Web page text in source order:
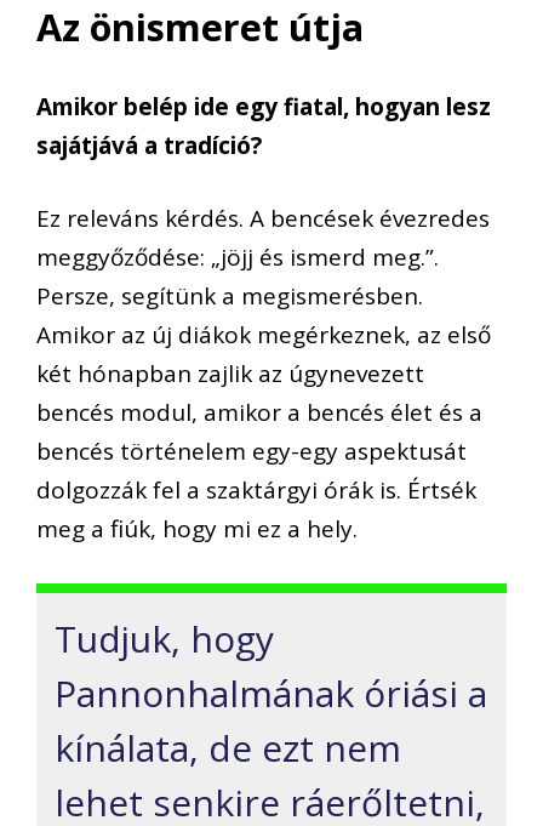
Az önismeret útja
Amikor belép ide egy fiatal, hogyan lesz
sajátjává a tradíció?
Ez releváns kérdés. A bencések évezredes
meggyőződése: „jöjj és ismerd meg.”.
Persze, segítünk a megismerésben.
Amikor az új diákok megérkeznek, az első
két hónapban zajlik az úgynevezett
bencés modul, amikor a bencés élet és a
bencés történelem egy-egy aspektusát
dolgozzák fel a szaktárgyi órák is. Értsék
meg a fiúk, hogy mi ez a hely.
Tudjuk, hogy
Pannonhalmának óriási a
kínálata, de ezt nem
lehet senkire ráerőltetni,